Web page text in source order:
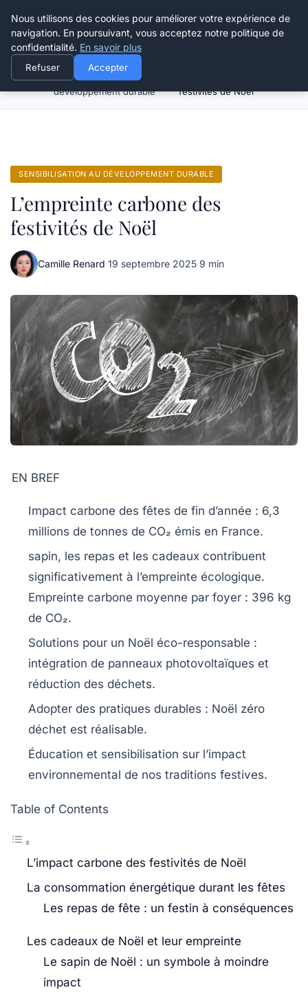
Happy Calyx Farmer
Sensibilisation au
développement durable
festivités de Noël
SENSIBILISATION AU DÉVELOPPEMENT DURABLE
L’empreinte carbone des
festivités de Noël
Camille Renard·19 septembre 2025·9 min
EN BREF
Impact carbone des fêtes de fin d’année : 6,3
millions de tonnes de CO₂ émis en France.
sapin, les repas et les cadeaux contribuent
significativement à l’empreinte écologique.
Empreinte carbone moyenne par foyer : 396 kg
de CO₂.
Solutions pour un Noël éco-responsable :
intégration de panneaux photovoltaïques et
réduction des déchets.
Adopter des pratiques durables : Noël zéro
déchet est réalisable.
Éducation et sensibilisation sur l’impact
environnemental de nos traditions festives.
Table of Contents
L’impact carbone des festivités de Noël
La consommation énergétique durant les fêtes
Les repas de fête : un festin à conséquences
Les cadeaux de Noël et leur empreinte
Le sapin de Noël : un symbole à moindre
impact
Nous utilisons des cookies pour améliorer votre expérience de
navigation. En poursuivant, vous acceptez notre politique de
confidentialité. En savoir plus
Refuser Accepter